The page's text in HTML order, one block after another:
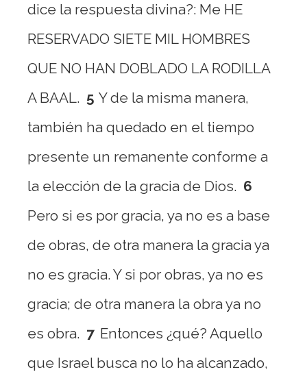
dice la respuesta divina?: Me HE
RESERVADO SIETE MIL HOMBRES
QUE NO HAN DOBLADO LA RODILLA
A BAAL. 5 Y de la misma manera,
también ha quedado en el tiempo
presente un remanente conforme a
la elección de la gracia de Dios. 6
Pero si es por gracia, ya no es a base
de obras, de otra manera la gracia ya
no es gracia. Y si por obras, ya no es
gracia; de otra manera la obra ya no
es obra. 7 Entonces ¿qué? Aquello
que Israel busca no lo ha alcanzado,